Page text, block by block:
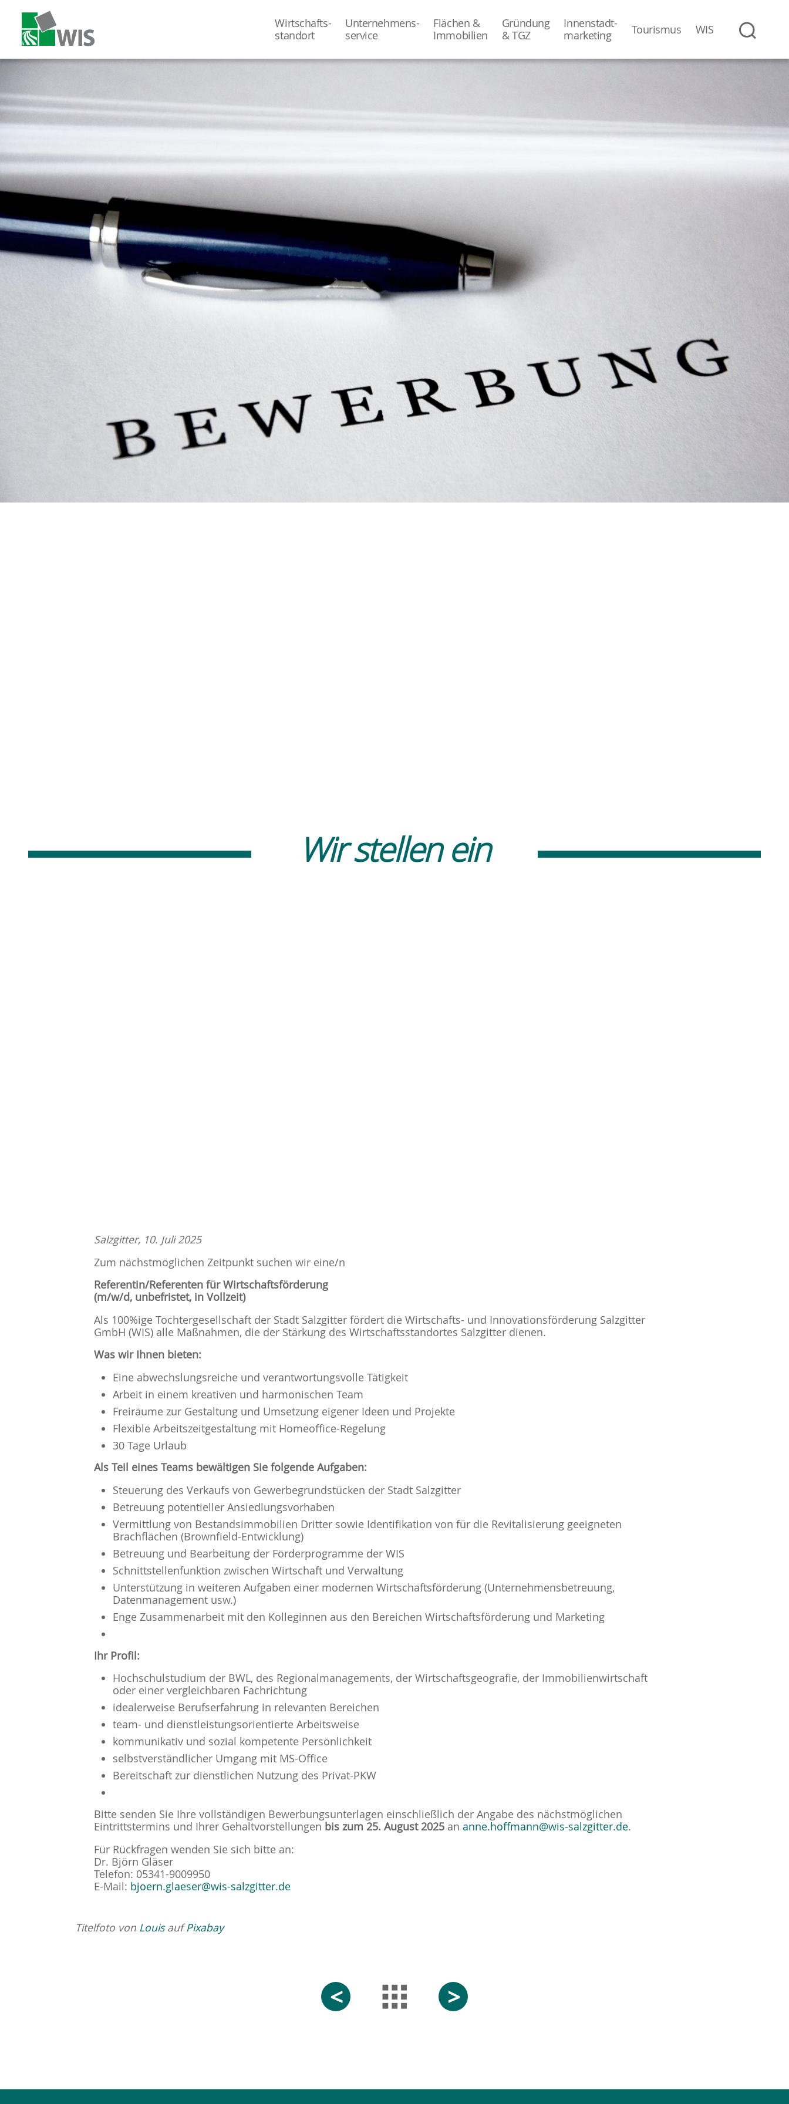
Wirtschafts-
­standort
Unternehmens-
­service
Flächen &
Immobilien
Gründung
& TGZ
Innenstadt-
­marketing
Tourismus WIS
Wir stellen ein
Salzgitter, 10. Juli 2025
Zum nächstmöglichen Zeitpunkt suchen wir eine/n
Referentin/Referenten für Wirtschaftsförderung
(m/w/d, unbefristet, in Vollzeit)
Als 100%ige Tochtergesellschaft der Stadt Salzgitter fördert die Wirtschafts- und Innovationsförderung Salzgitter
GmbH (WIS) alle Maßnahmen, die der Stärkung des Wirtschaftsstandortes Salzgitter dienen.
Was wir Ihnen bieten:
Eine abwechslungsreiche und verantwortungsvolle Tätigkeit
Arbeit in einem kreativen und harmonischen Team
Freiräume zur Gestaltung und Umsetzung eigener Ideen und Projekte
Flexible Arbeitszeitgestaltung mit Homeoffice-Regelung
30 Tage Urlaub
Als Teil eines Teams bewältigen Sie folgende Aufgaben:
Steuerung des Verkaufs von Gewerbegrundstücken der Stadt Salzgitter
Betreuung potentieller Ansiedlungsvorhaben
Vermittlung von Bestandsimmobilien Dritter sowie Identifikation von für die Revitalisierung geeigneten
Brachflächen (Brownfield-Entwicklung)
Betreuung und Bearbeitung der Förderprogramme der WIS
Schnittstellenfunktion zwischen Wirtschaft und Verwaltung
Unterstützung in weiteren Aufgaben einer modernen Wirtschaftsförderung (Unternehmensbetreuung,
Datenmanagement usw.)
Enge Zusammenarbeit mit den Kolleginnen aus den Bereichen Wirtschaftsförderung und Marketing
Ihr Profil:
Hochschulstudium der BWL, des Regionalmanagements, der Wirtschaftsgeografie, der Immobilienwirtschaft
oder einer vergleichbaren Fachrichtung
idealerweise Berufserfahrung in relevanten Bereichen
team- und dienstleistungsorientierte Arbeitsweise
kommunikativ und sozial kompetente Persönlichkeit
selbstverständlicher Umgang mit MS-Office
Bereitschaft zur dienstlichen Nutzung des Privat-PKW
Bitte senden Sie Ihre vollständigen Bewerbungsunterlagen einschließlich der Angabe des nächstmöglichen
Eintrittstermins und Ihrer Gehaltvorstellungen bis zum 25. August 2025 an anne.hoffmann@wis-salzgitter.de.
Für Rückfragen wenden Sie sich bitte an:
Dr. Björn Gläser
Telefon: 05341-9009950
E-Mail: bjoern.glaeser@wis-salzgitter.de
Titelfoto von LouisaufPixabay
< >